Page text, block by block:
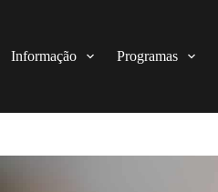
Informação Programas